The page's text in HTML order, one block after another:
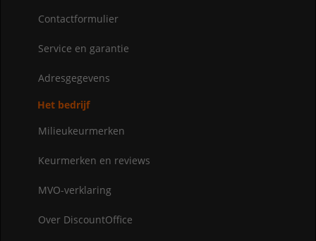
Contactformulier
Service en garantie
Adresgegevens
Het bedrijf
Milieukeurmerken
Keurmerken en reviews
MVO-verklaring
Over DiscountOffice